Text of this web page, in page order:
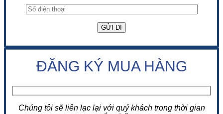
ĐĂNG KÝ MUA HÀNG
Chúng tôi sẽ liên lạc lại với quý khách trong thời gian